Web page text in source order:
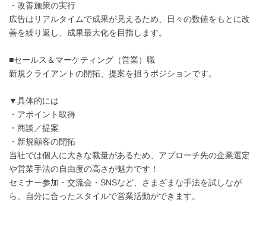
・改善施策の実行
広告はリアルタイムで成果が見えるため、日々の数値をもとに改
善を繰り返し、成果最大化を目指します。
■セールス＆マーケティング（営業）職
新規クライアントの開拓、提案を担うポジションです。
▼具体的には
・アポイント取得
・商談／提案
・新規顧客の開拓
当社では個人に大きな裁量があるため、アプローチ先の企業選定
や営業手法の自由度の高さが魅力です！
セミナー参加・交流会・SNSなど、さまざまな手法を試しなが
ら、自分に合ったスタイルで営業活動ができます。